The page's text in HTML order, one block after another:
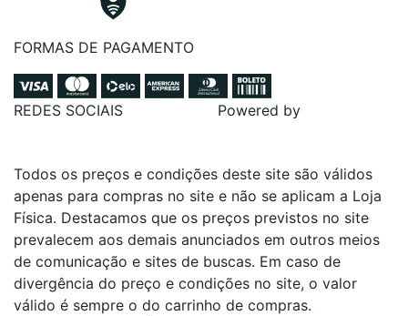
FORMAS DE PAGAMENTO
REDES SOCIAIS Powered by
Todos os preços e condições deste site são válidos
apenas para compras no site e não se aplicam a Loja
Física. Destacamos que os preços previstos no site
prevalecem aos demais anunciados em outros meios
de comunicação e sites de buscas. Em caso de
divergência do preço e condições no site, o valor
válido é sempre o do carrinho de compras.